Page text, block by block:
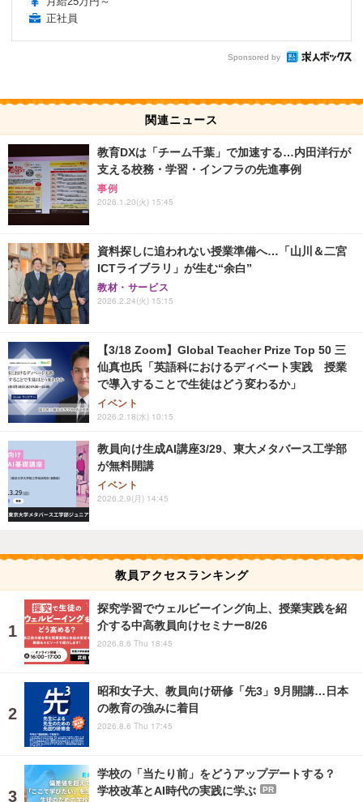
正社員
Sponsored by
関連ニュース
教育DXは「チーム千葉」で加速する…内田洋行が
支える校務・学習・インフラの先進事例
事例
2026.1.20(火) 15:45
資料探しに追われない授業準備へ…「山川＆二宮
ICTライブラリ」が生む“余白”
教材・サービス
2026.2.24(火) 15:15
【3/18 Zoom】Global Teacher Prize Top 50 三
仙真也氏「英語科におけるディベート実践 授業
で導入することで生徒はどう変わるか」
イベント
2026.2.18(水) 10:15
教員向け生成AI講座3/29、東大メタバース工学部
が無料開講
イベント
2026.2.9(月) 14:45
教員アクセスランキング
探究学習でウェルビーイング向上、授業実践を紹
介する中高教員向けセミナー8/26
2026.8.6 Thu 18:45
昭和女子大、教員向け研修「先3」9月開講…日本
の教育の強みに着目
2026.8.6 Thu 17:45
学校の「当たり前」をどうアップデートする？
学校改革とAI時代の実践に学ぶ
PR